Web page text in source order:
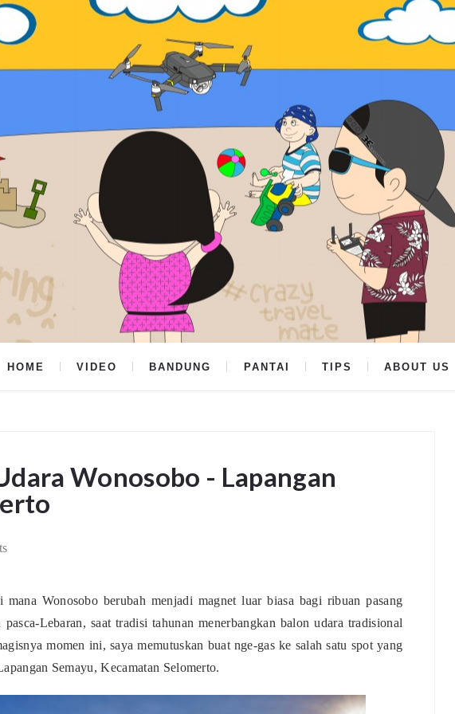
HOME VIDEO BANDUNG PANTAI TIPS ABOUT US
Wonosobo - Lapangan
Wonosobo berubah menjadi magnet luar biasa bagi ribuan pasang
Lebaran, saat tradisi tahunan menerbangkan balon udara tradisional
momen ini, saya memutuskan buat nge-gas ke salah satu spot yang
Semayu, Kecamatan Selomerto.